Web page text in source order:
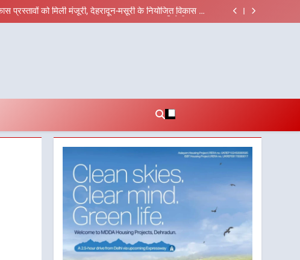
के निर्देश
प्रस्तावों को मिली मंजूरी, देहरादून-मसूरी के नियोजित विकास को
मिलेगी रफ्तार
निर्देशों में पीएम आवास योजना (शहरी) की प्रगति की हुई समीक्षा
के बीच जिला प्रशासन अलर्ट, सभी विभागों को हाई अलर्ट पर रहने
प्रस्तावों को मिली मंजूरी, देहरादून-मसूरी के नियोजित विकास को
निर्देशों में पीएम आवास योजना (शहरी) की प्रगति की हुई समीक्षा